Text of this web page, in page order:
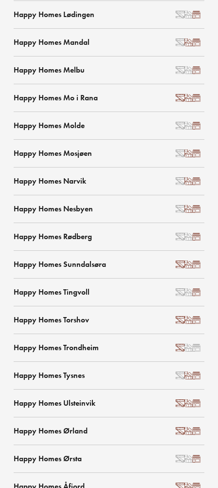
Happy Homes Lødingen
Happy Homes Mandal
Happy Homes Melbu
Happy Homes Mo i Rana
Happy Homes Molde
Happy Homes Mosjøen
Happy Homes Narvik
Happy Homes Nesbyen
Happy Homes Rødberg
Happy Homes Sunndalsøra
Happy Homes Tingvoll
Happy Homes Torshov
Happy Homes Trondheim
Happy Homes Tysnes
Happy Homes Ulsteinvik
Happy Homes Ørland
Happy Homes Ørsta